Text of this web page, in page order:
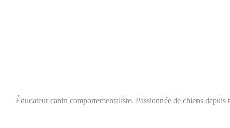
Éducateur canin comportementaliste. Passionnée de chiens